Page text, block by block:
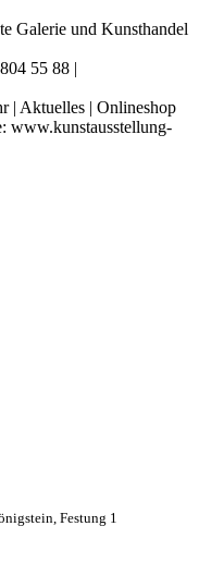
und Kunsthandel
55 88 |
| Aktuelles | Onlineshop
www.kunstausstellung-
Festung 1